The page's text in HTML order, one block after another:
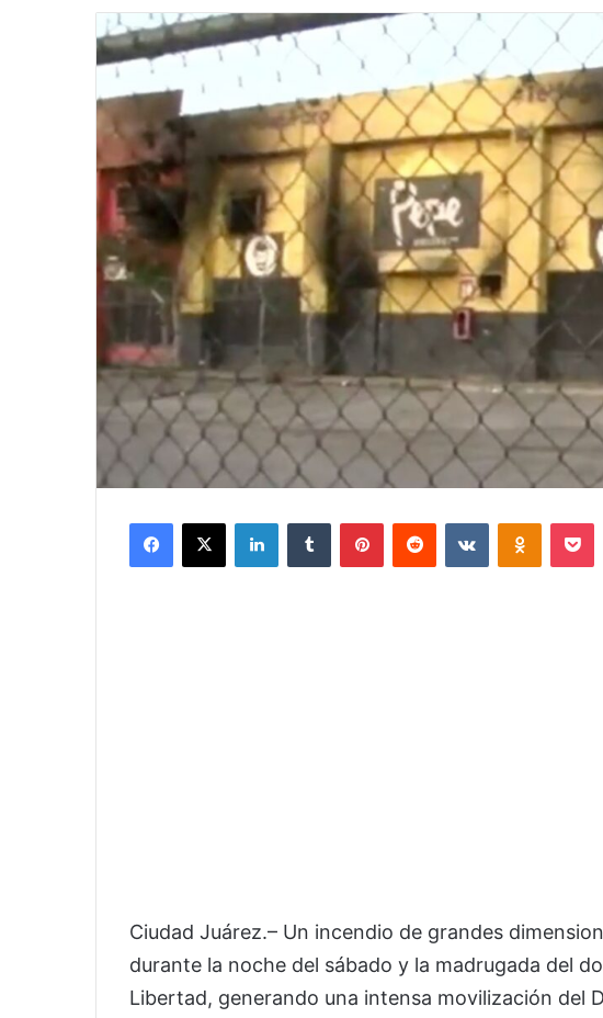
email
Facebook
X LinkedInTumblr PinterestReddit VKontakte
Ciudad Juárez.– Un incendio de grandes
durante la noche del sábado y la madrugada del
Libertad, generando una intensa movilización del